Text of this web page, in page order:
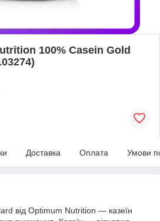
100% Casein Gold
Доставка Оплата Умови
від Optimum Nutrition — казеїн